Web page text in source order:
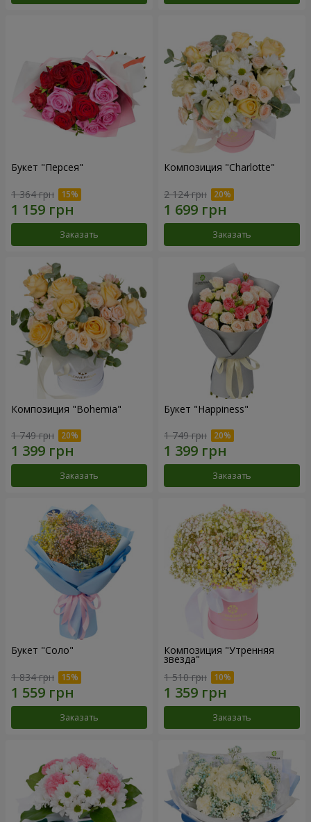
Букет "Персея"
1 364 грн
Заказать
Композиция "Charlotte"
2 124 грн
Заказать
Композиция "Bohemia"
1 749 грн
Заказать
Букет "Happiness"
1 749 грн
Заказать
Букет "Соло"
1 834 грн
Заказать
Композиция "Утренняя
звезда"
1 510 грн
Заказать